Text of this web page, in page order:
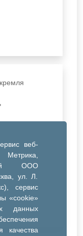
веб-
ООО
ул. Л.
сервис
«cookie»
данных
качества